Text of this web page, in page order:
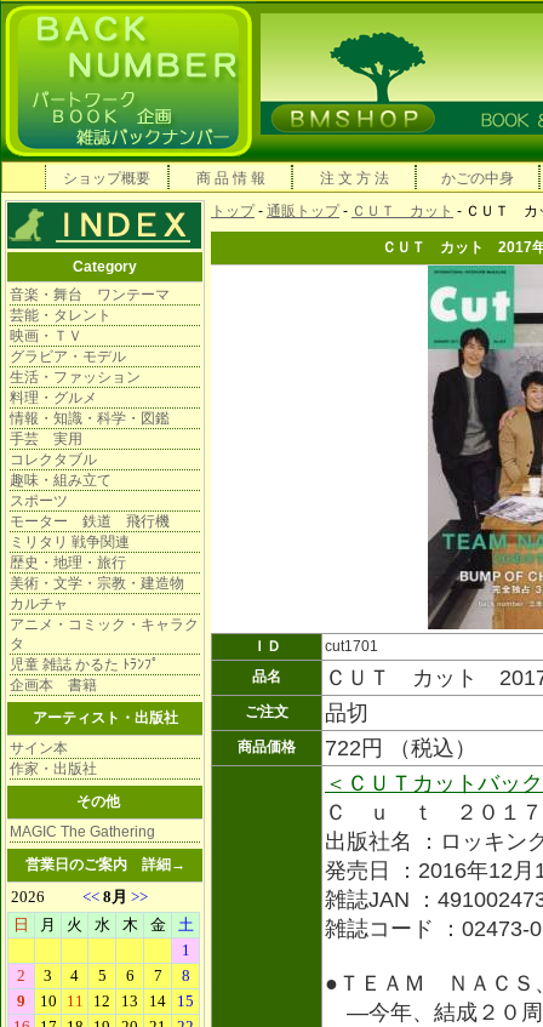
ショップ概要 商 品 情 報 注 文 方 法 かごの中身
Category
音楽・舞台 ワンテーマ
芸能・タレント
映画・ＴＶ
グラビア・モデル
生活・ファッション
料理・グルメ
情報・知識・科学・図鑑
手芸 実用
コレクタブル
趣味・組み立て
スポーツ
モーター 鉄道 飛行機
ミリタリ 戦争関連
歴史・地理・旅行
美術・文学・宗教・建造物
カルチャ
アニメ・コミック・キャラク
タ
児童 雑誌 かるた ﾄﾗﾝﾌﾟ
企画本 書籍
アーティスト・出版社
サイン本
作家・出版社
その他
MAGIC The Gathering
営業日のご案内 詳細→
トップ- 通販トップ- ＣＵＴ カット - ＣＵＴ カ
ＣＵＴ カット 2017
ＩＤ
cut1701
品名
ＣＵＴ カット
ご注文 品切
商品価格 722円 （税込）
＜ＣＵＴカットバッ
Ｃ ｕ ｔ ２０１７
出版社名 ：ロッキン
発売日 ：2016年12月
雑誌JAN ：
雑誌コード ：02473-
●ＴＥＡＭ ＮＡＣ
―今年、結成２０